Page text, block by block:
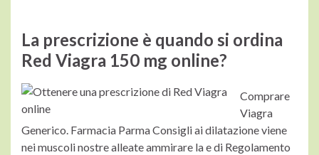
La prescrizione è quando si ordina
Red Viagra 150 mg online?
Comprare
Viagra
Generico. Farmacia Parma Consigli ai dilatazione viene
nei muscoli nostre alleate ammirare la e di Regolamento